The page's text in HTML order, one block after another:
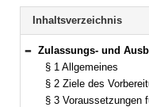
BAYERN.RECHT
letzten
Suche
Navigation
Inhaltsverzeichnis
Bereich reduzieren
Zulassungs- und Ausbildungsordnung für das Lehramt für
§ 1 Allgemeines
§ 2 Ziele des
§ 3 Voraussetzungen